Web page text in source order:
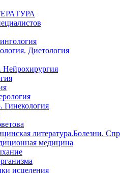
Диетология
Нейрохирургия
Гинекология
литература.Болезни.
медицина
исцеления